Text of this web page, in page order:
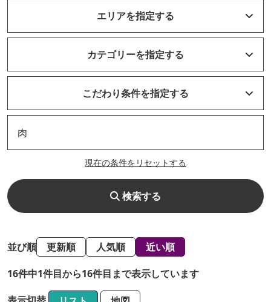
エリアを指定する
カテゴリーを指定する
こだわり条件を指定する
現在の条件をリセットする
検索する
並び順 更新順 人気順 近い順
16件中1件目から16件目まで表示しています